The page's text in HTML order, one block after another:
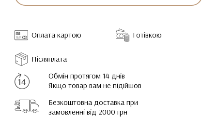
Оплата картою Готівкою
Післяплата
Обмін протягом 14 днів
Якщо товар вам не підійшов
Безкоштовна доставка при
замовленні від 2000 грн